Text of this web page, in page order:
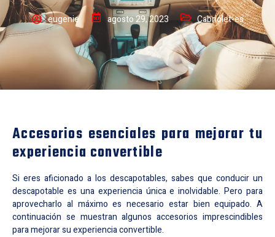
eugenie agosto 29, 2023 Cabriolet-es
Accesorios esenciales para mejorar tu
experiencia convertible
Si eres aficionado a los descapotables, sabes que conducir un
descapotable es una experiencia única e inolvidable. Pero para
aprovecharlo al máximo es necesario estar bien equipado. A
continuación se muestran algunos accesorios imprescindibles
para mejorar su experiencia convertible.